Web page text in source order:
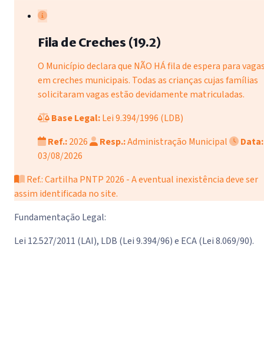
Fila de Creches (19.2)
O Município declara que NÃO HÁ fila de espera para
em creches municipais. Todas as crianças cujas famílias
solicitaram vagas estão devidamente matriculadas.
Base Legal:Lei 9.394/1996 (LDB)
Ref.:2026 Resp.:Administração Municipal
Data:
03/08/2026
Ref.: Cartilha PNTP 2026 - A eventual inexistência deve ser
assim identificada no site.
Fundamentação Legal:
Lei 12.527/2011 (LAI), LDB (Lei 9.394/96) e ECA (Lei 8.069/90).